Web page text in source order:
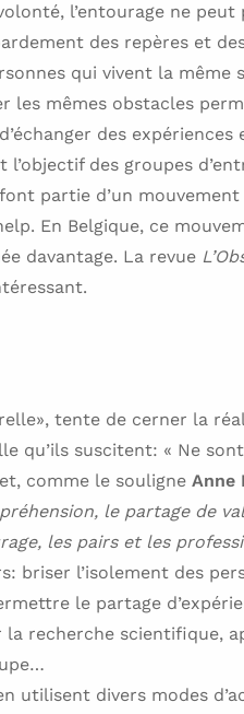
l’entourage ne peut
des repères et
qui vivent la même
mêmes obstacles
des
des groupes
partie d’un
En Belgique, ce
davantage. La revue
tente de cerner la
qu’ils suscitent: « Ne
comme le souligne Anne
le partage de
les pairs et les
briser l’isolement des
le partage
la recherche scientifique,
utilisent divers modes